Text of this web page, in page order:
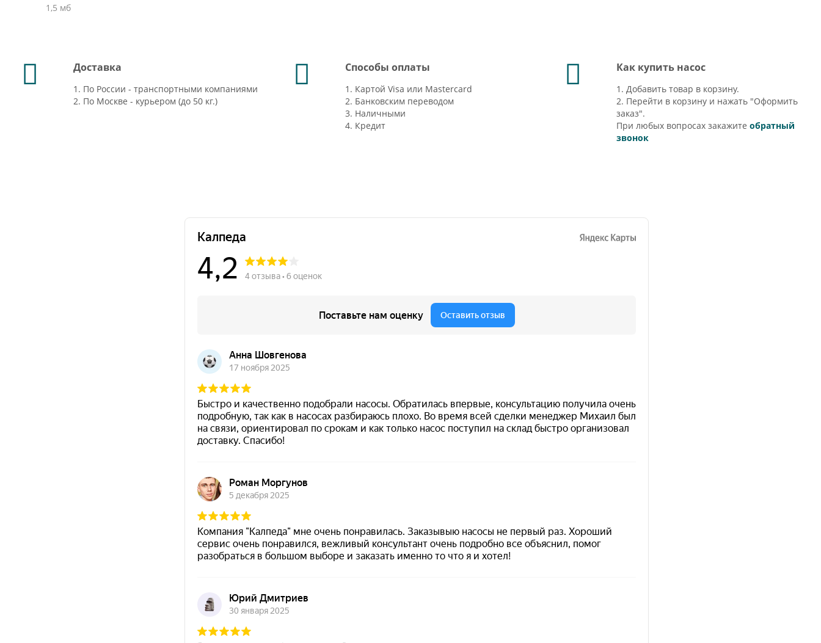
1,5 мб
Доставка
1. По России - транспортными компаниями
2. По Москве - курьером (до 50 кг.)
Способы оплаты
1. Картой Visa или Mastercard
2. Банковским переводом
3. Наличными
4. Кредит
Как купить насос
1. Добавить товар в корзину.
2. Перейти в корзину и нажать "Оформить
заказ".
При любых вопросах закажитеобратный
звонок